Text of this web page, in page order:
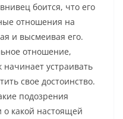
боится, что его
отношения на
и высмеивая его.
отношение,
устраивать
свое достоинство.
подозрения
какой настоящей